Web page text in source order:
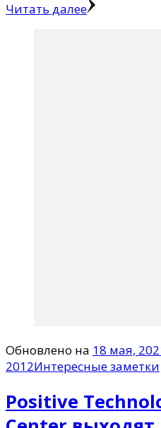
Читать далее
Обновлено на 18 мая,
2012Интересные заметки
Positive